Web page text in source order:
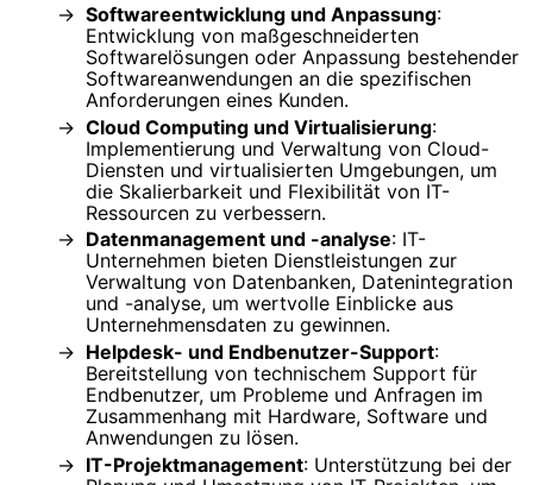
Softwareentwicklung und Anpassung:
Entwicklung von maßgeschneiderten
Softwarelösungen oder Anpassung bestehender
Softwareanwendungen an die spezifischen
Anforderungen eines Kunden.
Cloud Computing und Virtualisierung:
Implementierung und Verwaltung von Cloud-
Diensten und virtualisierten Umgebungen, um
die Skalierbarkeit und Flexibilität von IT-
Ressourcen zu verbessern.
Datenmanagement und -analyse: IT-
Unternehmen bieten Dienstleistungen zur
Verwaltung von Datenbanken, Datenintegration
und -analyse, um wertvolle Einblicke aus
Unternehmensdaten zu gewinnen.
Helpdesk- und Endbenutzer-Support:
Bereitstellung von technischem Support für
Endbenutzer, um Probleme und Anfragen im
Zusammenhang mit Hardware, Software und
Anwendungen zu lösen.
IT-Projektmanagement: Unterstützung bei der